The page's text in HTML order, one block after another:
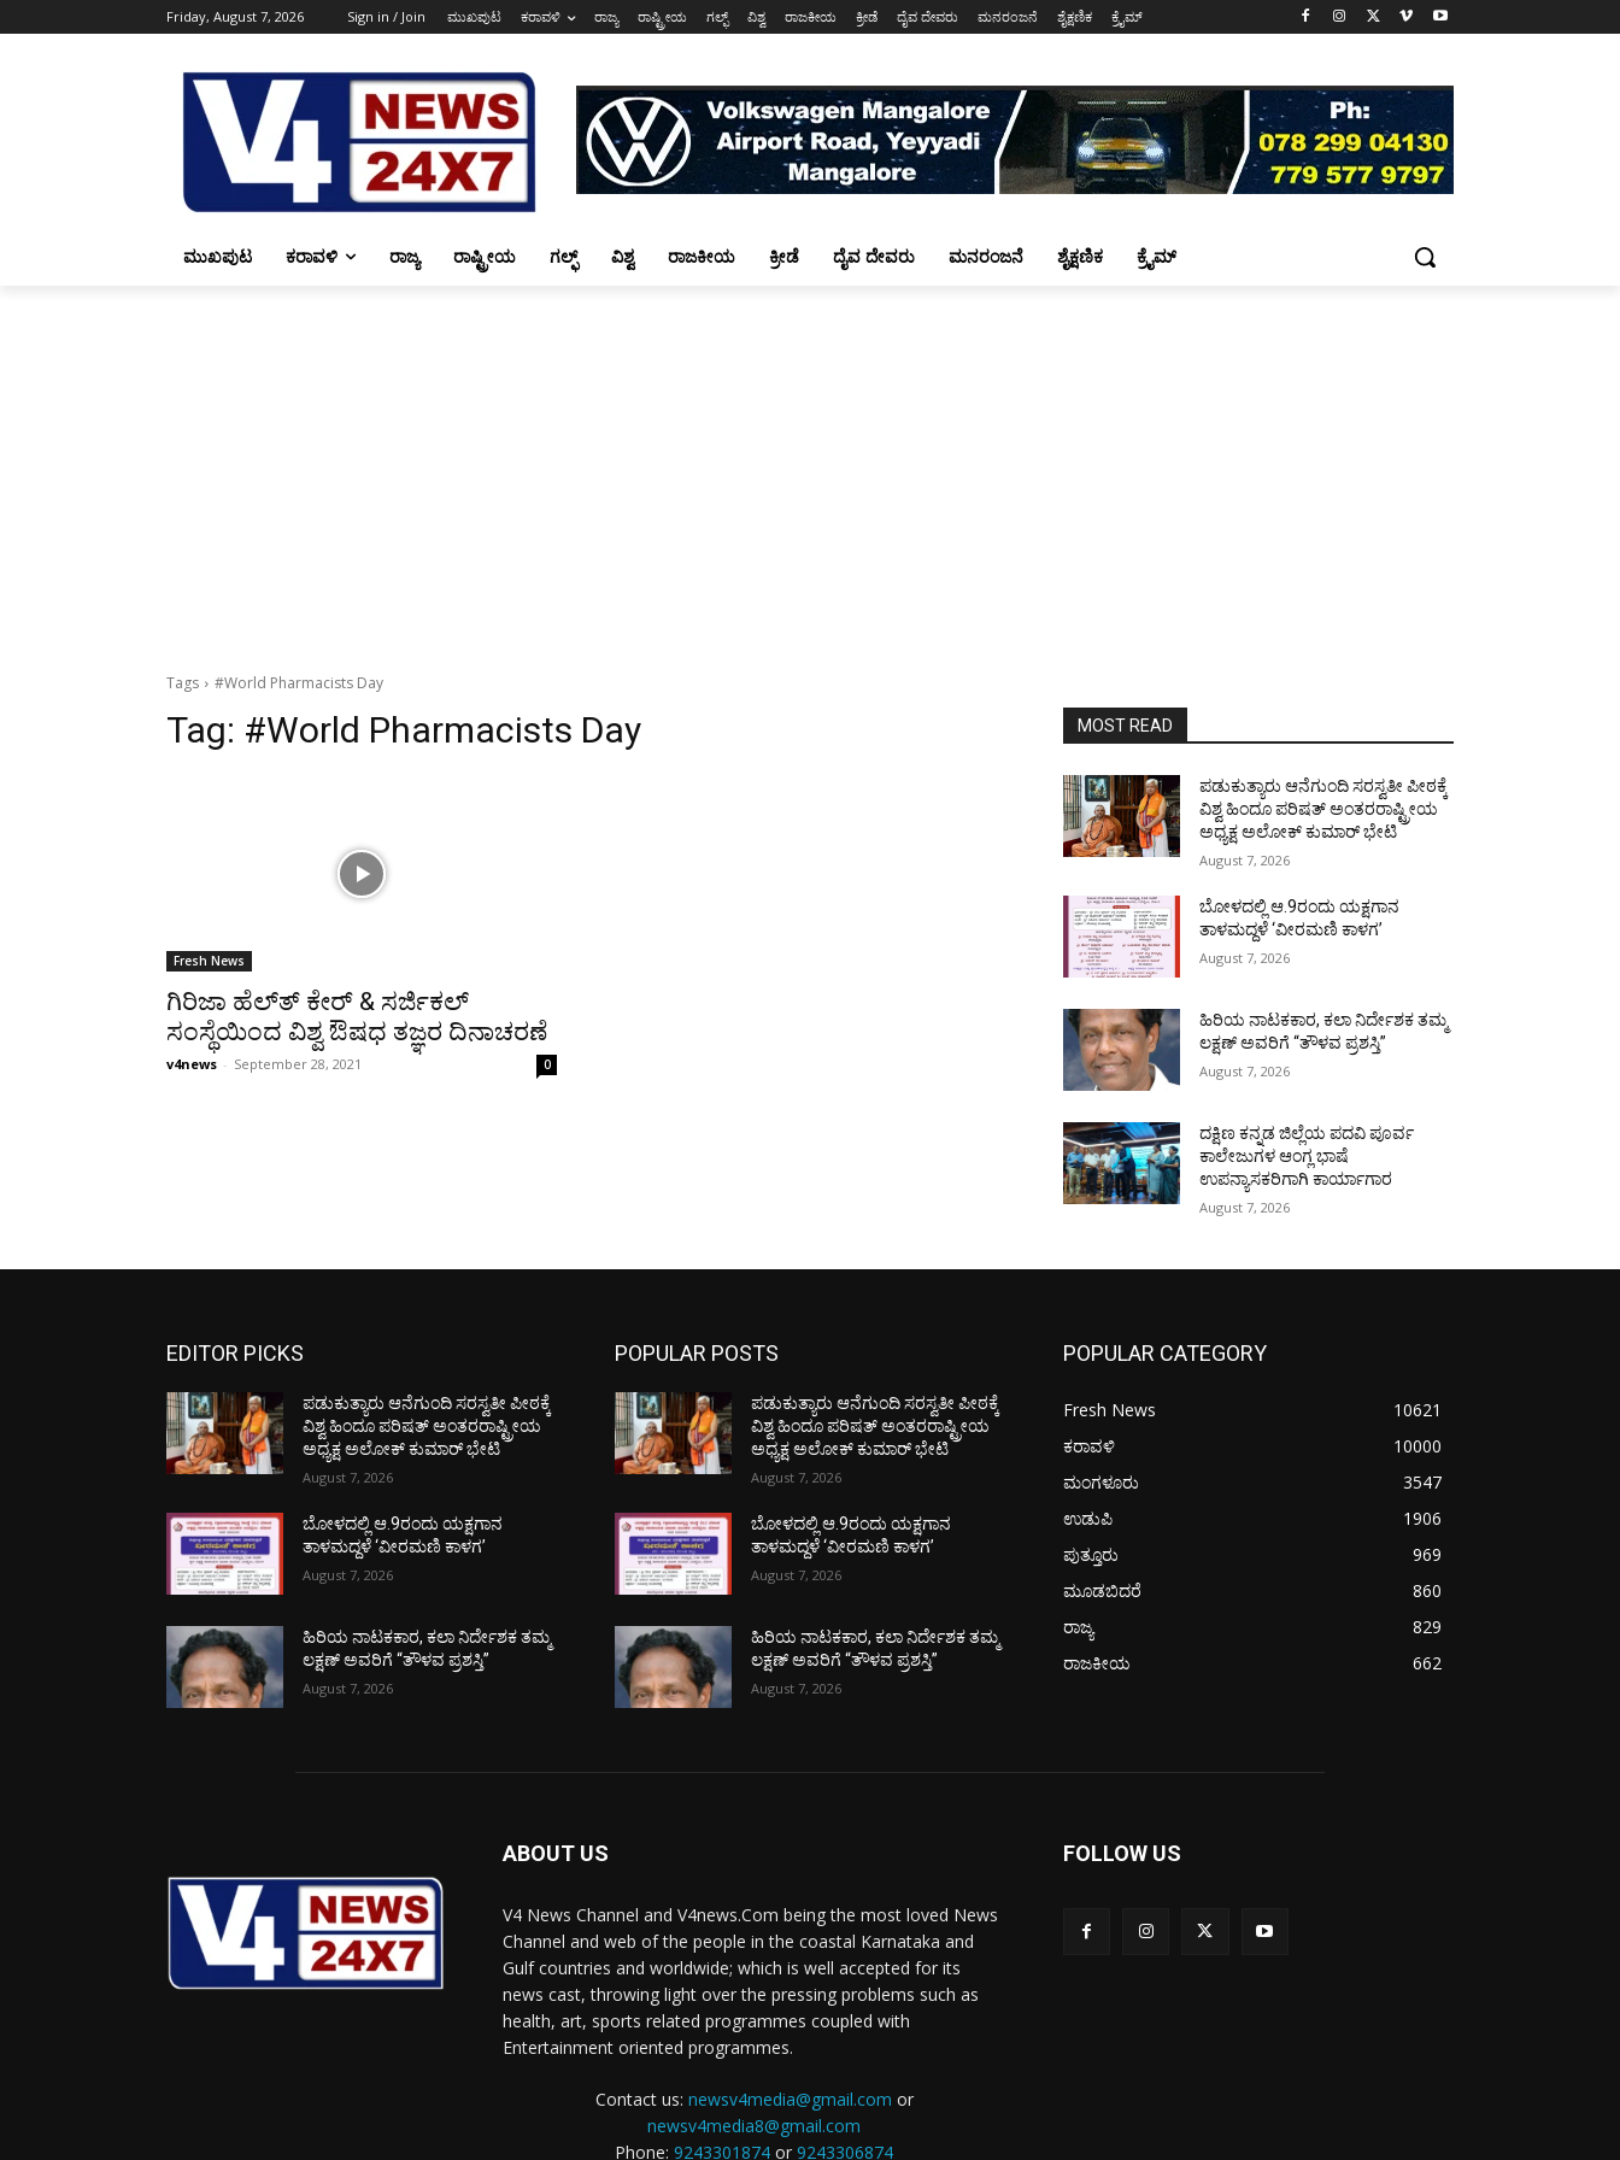
Friday, August 7, 2026 Sign in / Join ಮುಖಪುಟ ಕರಾವಳಿ ರಾಜ್ಯ ರಾಷ್ಟ್ರೀಯ ಗಲ್ಫ್ ವಿಶ್ವ ರಾಜಕೀಯ ಕ್ರೀಡೆ ದೈವ ದೇವರು ಮನರಂಜನೆ ಶೈಕ್ಷಣಿಕ ಕ್ರೈಮ್
ಮುಖಪುಟ ಕರಾವಳಿ ರಾಜ್ಯ ರಾಷ್ಟ್ರೀಯ ಗಲ್ಫ್ ವಿಶ್ವ ರಾಜಕೀಯ ಕ್ರೀಡೆ ದೈವ ದೇವರು ಮನರಂಜನೆ ಶೈಕ್ಷಣಿಕ ಕ್ರೈಮ್
Tags #World Pharmacists Day
Tag: #World Pharmacists Day
Fresh News
ಗಿರಿಜಾ ಹೆಲ್ತ್‍ ಕೇರ್ & ಸರ್ಜಿಕಲ್
ಸಂಸ್ಥೆಯಿಂದ ವಿಶ್ವ ಔಷಧ ತಜ್ಞರ ದಿನಾಚರಣೆ
v4news - September 28, 2021 0
MOST READ
ಪಡುಕುತ್ಯಾರು ಆನೆಗುಂದಿ ಸರಸ್ವತೀ ಪೀಠಕ್ಕೆ
ವಿಶ್ವ ಹಿಂದೂ ಪರಿಷತ್ ಅಂತರರಾಷ್ಟ್ರೀಯ
ಅಧ್ಯಕ್ಷ ಅಲೋಕ್ ಕುಮಾರ್ ಭೇಟಿ
August 7, 2026
ಬೋಳದಲ್ಲಿ ಆ.9ರಂದು ಯಕ್ಷಗಾನ
ತಾಳಮದ್ದಳೆ ‘ವೀರಮಣಿ ಕಾಳಗ’
August 7, 2026
ಹಿರಿಯ ನಾಟಕಕಾರ, ಕಲಾ ನಿರ್ದೇಶಕ ತಮ್ಮ
ಲಕ್ಷಣ್ ಅವರಿಗೆ “ತೌಳವ ಪ್ರಶಸ್ತಿ”
August 7, 2026
ದಕ್ಷಿಣ ಕನ್ನಡ ಜಿಲ್ಲೆಯ ಪದವಿ ಪೂರ್ವ
ಕಾಲೇಜುಗಳ ಆಂಗ್ಲ ಭಾಷೆ
ಉಪನ್ಯಾಸಕರಿಗಾಗಿ ಕಾರ್ಯಾಗಾರ
August 7, 2026
EDITOR PICKS
ಪಡುಕುತ್ಯಾರು ಆನೆಗುಂದಿ ಸರಸ್ವತೀ ಪೀಠಕ್ಕೆ
ವಿಶ್ವ ಹಿಂದೂ ಪರಿಷತ್ ಅಂತರರಾಷ್ಟ್ರೀಯ
ಅಧ್ಯಕ್ಷ ಅಲೋಕ್ ಕುಮಾರ್ ಭೇಟಿ
August 7, 2026
ಬೋಳದಲ್ಲಿ ಆ.9ರಂದು ಯಕ್ಷಗಾನ
ತಾಳಮದ್ದಳೆ ‘ವೀರಮಣಿ ಕಾಳಗ’
August 7, 2026
ಹಿರಿಯ ನಾಟಕಕಾರ, ಕಲಾ ನಿರ್ದೇಶಕ ತಮ್ಮ
ಲಕ್ಷಣ್ ಅವರಿಗೆ “ತೌಳವ ಪ್ರಶಸ್ತಿ”
August 7, 2026
POPULAR POSTS
ಪಡುಕುತ್ಯಾರು ಆನೆಗುಂದಿ ಸರಸ್ವತೀ ಪೀಠಕ್ಕೆ
ವಿಶ್ವ ಹಿಂದೂ ಪರಿಷತ್ ಅಂತರರಾಷ್ಟ್ರೀಯ
ಅಧ್ಯಕ್ಷ ಅಲೋಕ್ ಕುಮಾರ್ ಭೇಟಿ
August 7, 2026
ಬೋಳದಲ್ಲಿ ಆ.9ರಂದು ಯಕ್ಷಗಾನ
ತಾಳಮದ್ದಳೆ ‘ವೀರಮಣಿ ಕಾಳಗ’
August 7, 2026
ಹಿರಿಯ ನಾಟಕಕಾರ, ಕಲಾ ನಿರ್ದೇಶಕ ತಮ್ಮ
ಲಕ್ಷಣ್ ಅವರಿಗೆ “ತೌಳವ ಪ್ರಶಸ್ತಿ”
August 7, 2026
POPULAR CATEGORY
Fresh News
10621
ಕರಾವಳಿ
10000
ಮಂಗಳೂರು
3547
ಉಡುಪಿ
1906
ಪುತ್ತೂರು
969
ಮೂಡಬಿದರೆ
860
ರಾಜ್ಯ
829
ರಾಜಕೀಯ
662
ABOUT US
V4 News Channel and V4news.Com being the most loved News
Channel and web of the people in the coastal Karnataka and
Gulf countries and worldwide; which is well accepted for its
news cast, throwing light over the pressing problems such as
health, art, sports related programmes coupled with
Entertainment oriented programmes.
Contact us: newsv4media@gmail.com or
newsv4media8@gmail.com
Phone: 9243301874 or 9243306874
FOLLOW US